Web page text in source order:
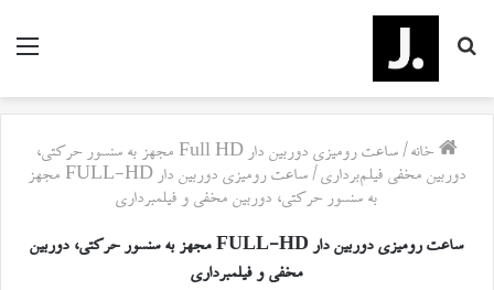
منو
برای
خانه /
ساعت رومیزی دوربین دار Full HD مجهز به سنسور حرکتی،
دوربین مخفی فیلم‌برداری /
ساعت رومیزی دوربین دار FULL-HD مجهز
به سنسور حرکتی، دوربین مخفی و فیلمبرداری
ساعت رومیزی دوربین دار FULL-HD مجهز به سنسور حرکتی، دوربین
مخفی و فیلمبرداری